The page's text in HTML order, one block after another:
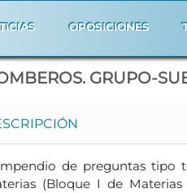
OPOSICIONES
GRUPO-
de preguntas tipo
(Bloque I de